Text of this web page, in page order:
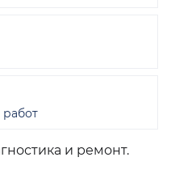
и ремонт.